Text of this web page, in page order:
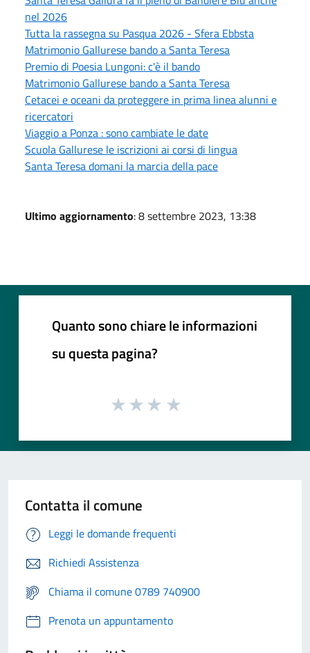
nel 2026
Tutta la rassegna su Pasqua 2026 - Sfera Ebbsta
Matrimonio Gallurese bando a Santa Teresa
Premio di Poesia Lungoni: c'è il bando
Matrimonio Gallurese bando a Santa Teresa
Cetacei e oceani da proteggere in prima linea alunni e
ricercatori
Viaggio a Ponza : sono cambiate le date
Scuola Gallurese le iscrizioni ai corsi di lingua
Santa Teresa domani la marcia della pace
Ultimo aggiornamento: 8 settembre 2023, 13:38
Quanto sono chiare le informazioni
su questa pagina?
Contatta il comune
Leggi le domande frequenti
Richiedi Assistenza
Chiama il comune 0789 740900
Prenota un appuntamento